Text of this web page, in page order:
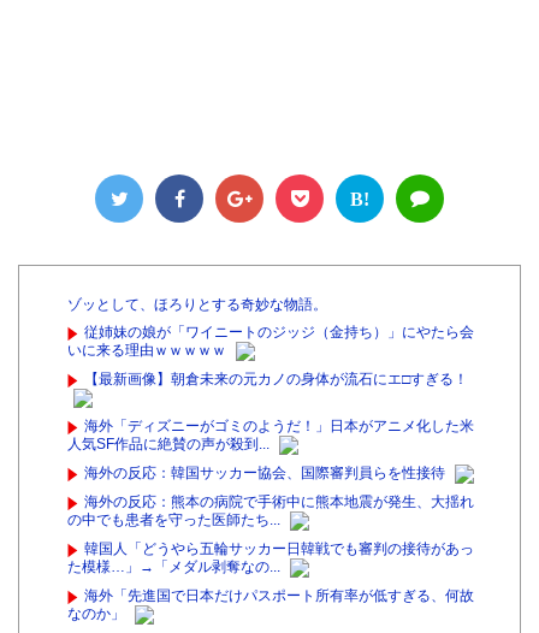
B!
ゾッとして、ほろりとする奇妙な物語。
従姉妹の娘が「ワイニートのジッジ（金持ち）」にやたら会
いに来る理由ｗｗｗｗｗ
【最新画像】朝倉未来の元カノの身体が流石にエ□すぎる！
海外「ディズニーがゴミのようだ！」日本がアニメ化した米
人気SF作品に絶賛の声が殺到...
海外の反応：韓国サッカー協会、国際審判員らを性接待
海外の反応：熊本の病院で手術中に熊本地震が発生、大揺れ
の中でも患者を守った医師たち...
韓国人「どうやら五輪サッカー日韓戦でも審判の接待があっ
た模様…」→「メダル剥奪なの...
海外「先進国で日本だけパスポート所有率が低すぎる、何故
なのか」